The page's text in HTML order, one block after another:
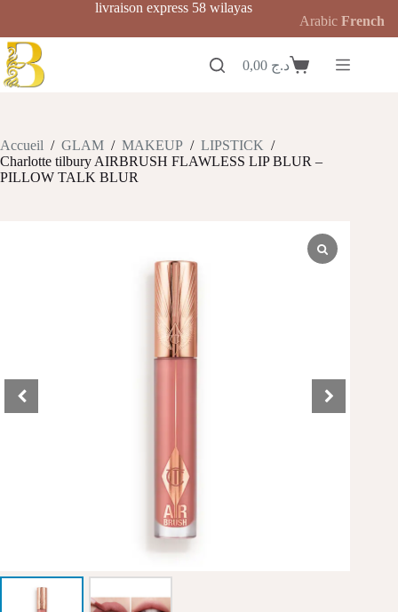
contenu
livraison express 58 wilayas
Panierد.ج
Accueil / GLAM / MAKEUP / LIPSTICK /
Charlotte tilbury AIRBRUSH FLAWLESS LIP BLUR –
PILLOW TALK BLUR
Arabic French